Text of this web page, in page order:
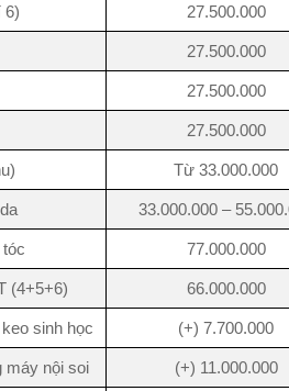
6) 27.500.000
27.500.000
27.500.000
27.500.000
Từ 33.000.000
33.000.000 –
77.000.000
(4+5+6) 66.000.000
sinh học (+) 7.700.000
máy nội soi (+) 11.000.000